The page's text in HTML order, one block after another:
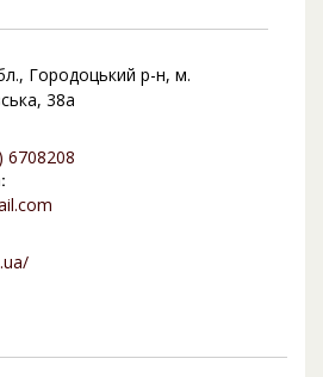
Городоцький р-н, м.
38а
6708208